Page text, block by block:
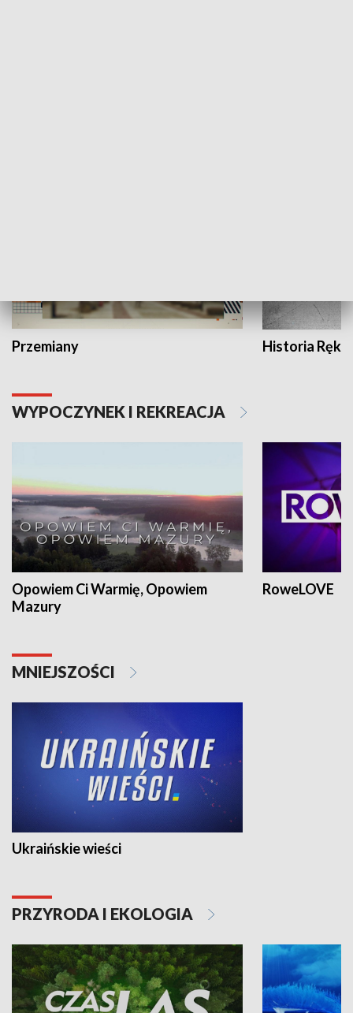
Przemiany Historia Ręką
WYPOCZYNEK I REKREACJA
Opowiem Ci Warmię, Opowiem
Mazury
RoweLOVE
MNIEJSZOŚCI
Ukraińskie wieści
PRZYRODA I EKOLOGIA